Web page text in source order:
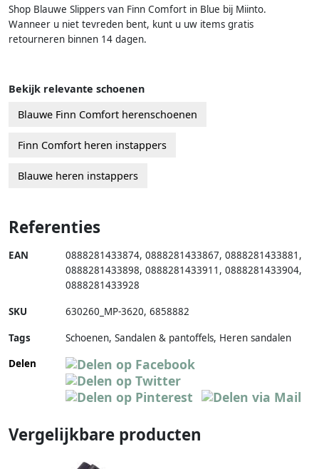
Shop Blauwe Slippers van Finn Comfort in Blue bij Miinto.
Wanneer u niet tevreden bent, kunt u uw items gratis
retourneren binnen 14 dagen.
Bekijk relevante schoenen
Blauwe Finn Comfort herenschoenen
Finn Comfort heren instappers
Blauwe heren instappers
Referenties
EAN 0888281433874, 0888281433867, 0888281433881 ,
0888281433898, 0888281433911 , 0888281433904,
0888281433928
SKU 630260_MP-3620, 6858882
Tags
Schoenen, Sandalen & pantoffels, Heren sandalen
Delen
Vergelijkbare producten